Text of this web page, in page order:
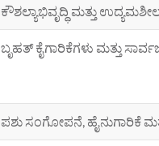
ಕೌಶಲ್ಯಾಭಿವೃದ್ಧಿ ಮತ್ತು
ಬೃಹತ್ ಕೈಗಾರಿಕೆಗಳು ಮತ್ತು
ಪಶು ಸಂಗೋಪನೆ, ಹೈನುಗಾರಿಕೆ